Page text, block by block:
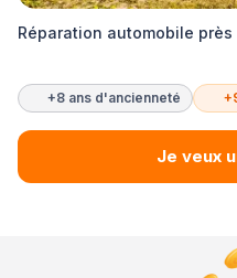
Réparation automobile près
+8 ans d'ancienneté
Je veux